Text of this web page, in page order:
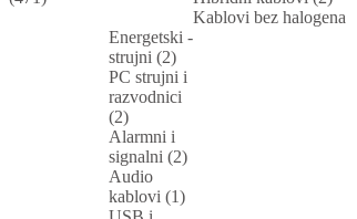
Kablovi bez halogena
Energetski -
strujni (2)
PC strujni i
razvodnici
(2)
Alarmni i
signalni (2)
Audio
kablovi (1)